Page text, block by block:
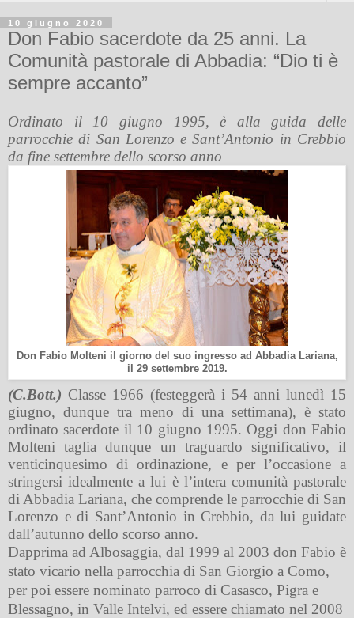
10 giugno 2020
Don Fabio sacerdote da 25 anni. La
Comunità pastorale di Abbadia: “Dio ti è
sempre accanto”
Ordinato il 10 giugno 1995, è alla guida delle
parrocchie di San Lorenzo e Sant’Antonio in Crebbio
da fine settembre dello scorso anno
Don Fabio Molteni il giorno del suo ingresso ad Abbadia Lariana,
il 29 settembre 2019.
(C.Bott.) Classe 1966 (festeggerà i 54 anni lunedì 15
giugno, dunque tra meno di una settimana), è stato
ordinato sacerdote il 10 giugno 1995. Oggi don Fabio
Molteni taglia dunque un traguardo significativo, il
venticinquesimo di ordinazione, e per l’occasione a
stringersi idealmente a lui è l’intera comunità pastorale
di Abbadia Lariana, che comprende le parrocchie di San
Lorenzo e di Sant’Antonio in Crebbio, da lui guidate
dall’autunno dello scorso anno.
Dapprima ad Albosaggia, dal 1999 al 2003 don Fabio è
stato vicario nella parrocchia di San Giorgio a Como,
per poi essere nominato parroco di Casasco, Pigra e
Blessagno, in Valle Intelvi, ed essere chiamato nel 2008